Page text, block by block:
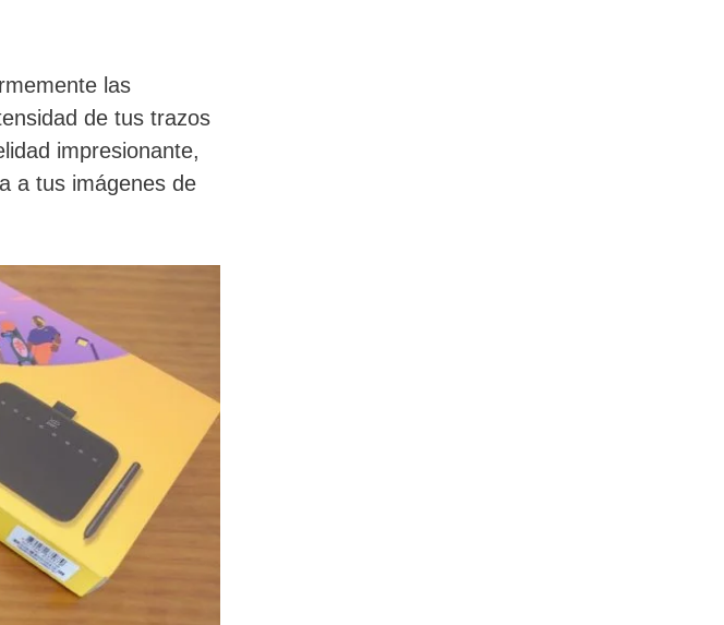
las
de tus trazos
impresionante,
a tus imágenes de